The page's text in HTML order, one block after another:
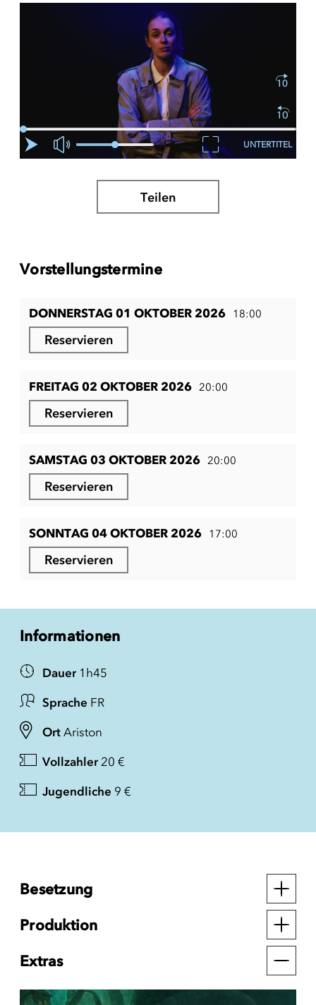
UNTERTITEL
Teilen
Vorstellungstermine
DONNERSTAG 01 OKTOBER 2026 18:00
Reservieren
FREITAG 02 OKTOBER 2026 20:00
Reservieren
SAMSTAG 03 OKTOBER 2026 20:00
Reservieren
SONNTAG 04 OKTOBER 2026 17:00
Reservieren
Informationen
Dauer 1h45
Sprache FR
Ort Ariston
Vollzahler 20 €
Jugendliche 9 €
Besetzung
Produktion
Extras